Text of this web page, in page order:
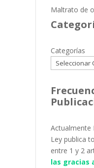
Maltrato de
Categorías
Actualmente
Ley publica
entre 1 y 2
las gracias